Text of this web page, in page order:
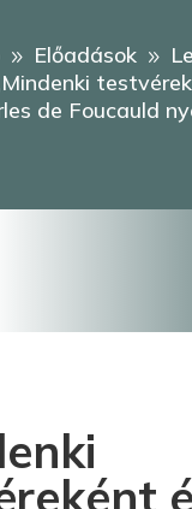
9 Előadások 9
de Foucauld